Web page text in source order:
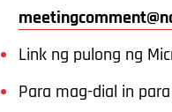
Link ng pulong ng
Para mag-dial in